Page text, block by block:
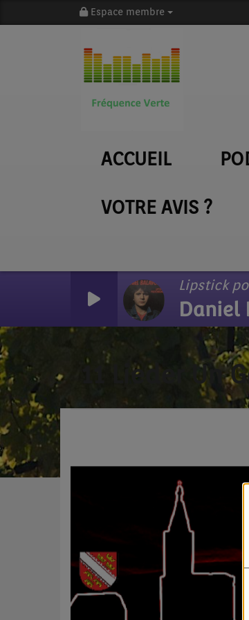
Espace membre
ACCUEIL
VOTRE AVIS ?
Lipstick
Daniel
11 Lieder Un